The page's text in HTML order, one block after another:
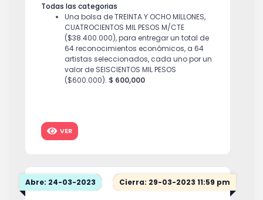
aplicarán los descuentos de ley
4,245,320
Todas las categorias
Una bolsa de TREINTA Y OCHO MILLONES,
CUATROCIENTOS MIL PESOS M/CTE
($38.400.000), para entregar un total de
64 reconocimientos económicos, a 64
artistas seleccionados, cada uno por un
valor de SEISCIENTOS MIL PESOS
($600.000). $ 600,000
VER
Abre: 24-03-2023 Cierra: 29-03-2023 11:59 pm